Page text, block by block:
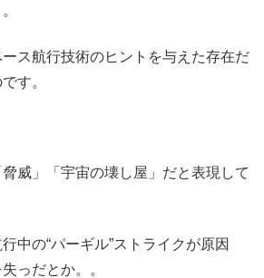
ス航行技術のヒントを与えた存在だ
す。
威」「宇宙の壊し屋」だと表現して
中の“パーギル”ストライクが原因
っだとか。。